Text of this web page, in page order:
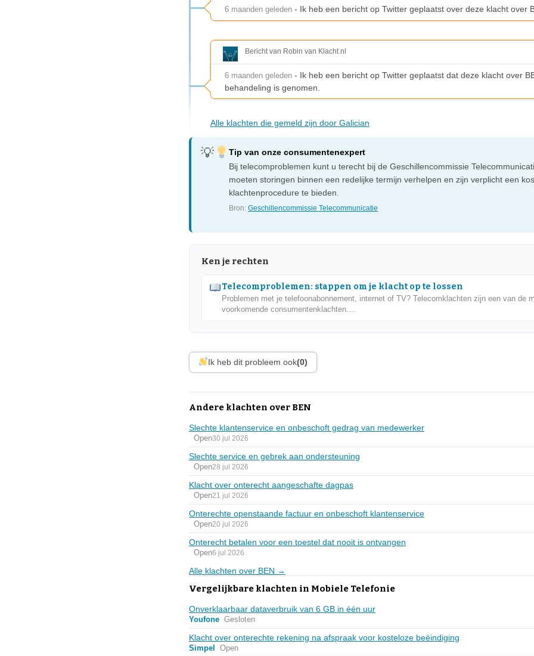
6 maanden geleden - Ik heb een bericht op Twitter geplaatst over deze klacht over
Bericht van Robin van Klacht.nl
6 maanden geleden - Ik heb een bericht op Twitter geplaatst dat deze klacht over
behandeling is genomen.
Alle klachten die gemeld zijn door Galician
Tip van onze consumentenexpert
Bij telecomproblemen kunt u terecht bij de Geschillencommissie
moeten storingen binnen een redelijke termijn verhelpen en zijn verplicht een
klachtenprocedure te bieden.
Bron:Geschillencommissie Telecommunicatie
Ken je rechten
Telecomproblemen: stappen om je klacht op te lossen
Problemen met je telefoonabonnement, internet of TV? Telecomklachten zijn een van de
voorkomende consumentenklachten....
Ik heb dit probleem ook(0)
Andere klachten over BEN
Slechte klantenservice en onbeschoft gedrag van medewerker
Open30 jul 2026
Slechte service en gebrek aan ondersteuning
Open28 jul 2026
Klacht over onterecht aangeschafte dagpas
Open21 jul 2026
Onterechte openstaande factuur en onbeschoft klantenservice
Open20 jul 2026
Onterecht betalen voor een toestel dat nooit is ontvangen
Open6 jul 2026
Alle klachten over BEN →
Vergelijkbare klachten in Mobiele Telefonie
Onverklaarbaar dataverbruik van 6 GB in één uur
Youfone Gesloten
Klacht over onterechte rekening na afspraak voor kosteloze beëindiging
Simpel Open